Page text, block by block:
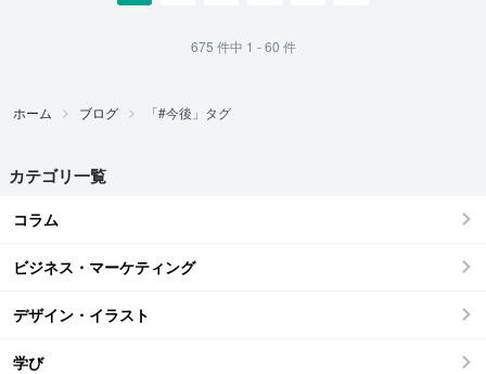
675 件中 1 - 60 件
ホーム ブログ 「#今後」タグ
カテゴリ一覧
コラム
ビジネス・マーケティング
デザイン・イラスト
学び